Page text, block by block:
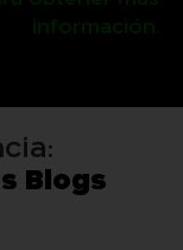
información.
Blogs